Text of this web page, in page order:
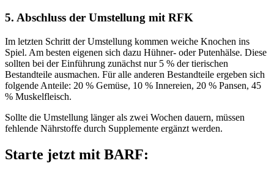
5. Abschluss der Umstellung mit RFK
Im letzten Schritt der Umstellung kommen weiche Knochen ins
Spiel. Am besten eigenen sich dazu Hühner- oder Putenhälse. Diese
sollten bei der Einführung zunächst nur 5 % der tierischen
Bestandteile ausmachen. Für alle anderen Bestandteile ergeben sich
folgende Anteile: 20 % Gemüse, 10 % Innereien, 20 % Pansen, 45
% Muskelfleisch.
Sollte die Umstellung länger als zwei Wochen dauern, müssen
fehlende Nährstoffe durch Supplemente ergänzt werden.
Starte jetzt mit BARF: